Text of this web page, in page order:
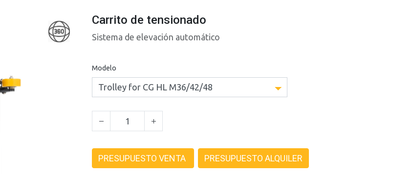
Carrito de tensionado
Sistema de elevación automático
Modelo
PRESUPUESTO VENTA PRESUPUESTO ALQUILER